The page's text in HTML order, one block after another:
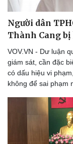
Người dân
Thành Cang
VOV.VN - Dư luận
giám sát, cần đặc
có dấu hiệu vi
không để sai phạm